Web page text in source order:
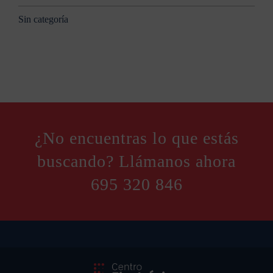
Sin categoría
¿No encuentras lo que estás
buscando? Llámanos ahora
695 320 846